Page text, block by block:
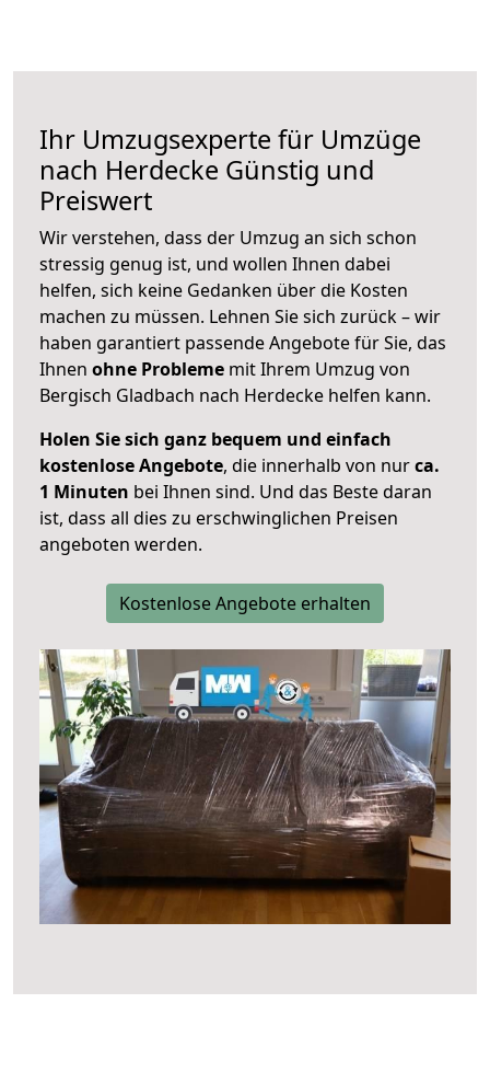
Ihr Umzugsexperte für Umzüge
nach Herdecke Günstig und
Preiswert
Wir verstehen, dass der Umzug an sich schon
stressig genug ist, und wollen Ihnen dabei
helfen, sich keine Gedanken über die Kosten
machen zu müssen. Lehnen Sie sich zurück – wir
haben garantiert passende Angebote für Sie, das
Ihnen ohne Probleme mit Ihrem Umzug von
Bergisch Gladbach nach Herdecke helfen kann.
Holen Sie sich ganz bequem und einfach
kostenlose Angebote, die innerhalb von nurca.
1 Minuten bei Ihnen sind. Und das Beste daran
ist, dass all dies zu erschwinglichen Preisen
angeboten werden.
Kostenlose Angebote erhalten